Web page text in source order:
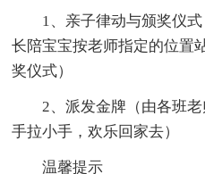
1、亲子律动与颁奖仪
长陪宝宝按老师指定的位置
奖仪式）
2、派发金牌（由各班
手拉小手，欢乐回家去）
温馨提示